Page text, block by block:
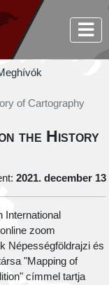
of Cartography
the History
2021. december 13
International
zoom
Népességföldrajzi és
"Mapping of
címmel tartja